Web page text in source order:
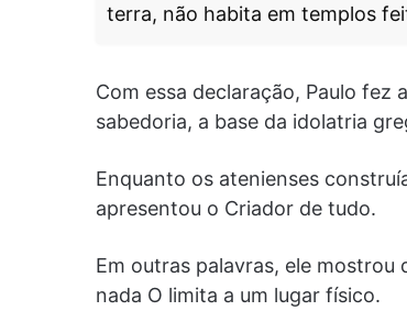
terra, não habita em templos
Com essa declaração, Paulo
sabedoria, a base da idolatria
Enquanto os atenienses
apresentou o Criador de tudo.
Em outras palavras, ele mostrou
nada O limita a um lugar físico.